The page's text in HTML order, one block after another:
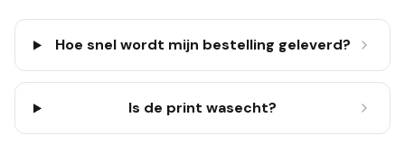
Hoe snel wordt mijn bestelling geleverd?
Is de print wasecht?